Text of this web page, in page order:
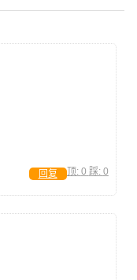
顶: 0 踩: 0
回复